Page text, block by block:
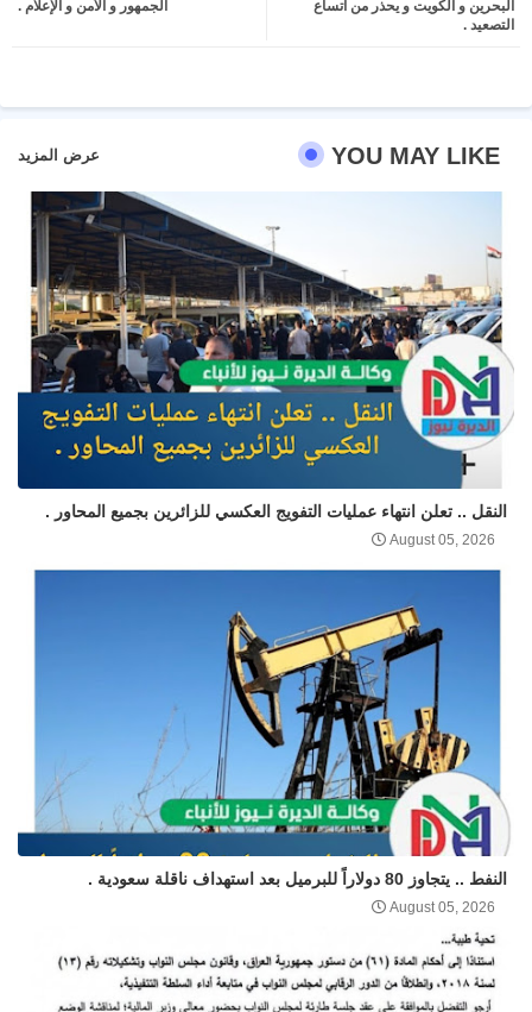
البحرين و الكويت و يحذر من اتساع
التصعيد .
الجمهور و الأمن و الإعلام .
YOU MAY LIKE عرض المزيد
النقل .. تعلن انتهاء عمليات التفويج العكسي للزائرين بجميع المحاور .
August 05, 2026
النفط .. يتجاوز 80 دولاراً للبرميل بعد استهداف ناقلة سعودية .
August 05, 2026